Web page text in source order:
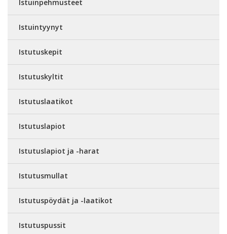
Istuinpehmusteet
Istuintyynyt
Istutuskepit
Istutuskyltit
Istutuslaatikot
Istutuslapiot
Istutuslapiot ja -harat
Istutusmullat
Istutuspöydät ja -laatikot
Istutuspussit